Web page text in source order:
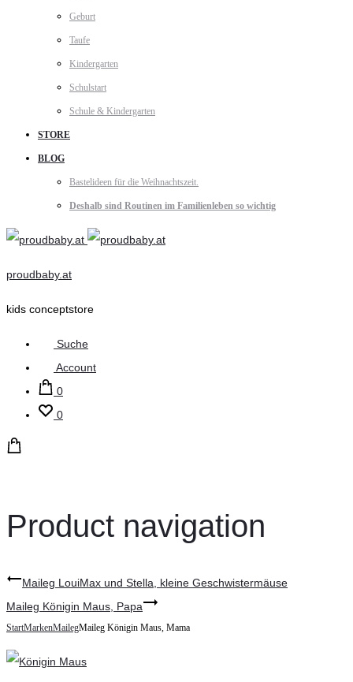
Geburt
Taufe
Kindergarten
Schulstart
Schule & Kindergarten
STORE
BLOG
Bastelideen für die Weihnachtszeit.
Deshalb sind Routinen im Familienleben so wichtig
proudbaby.at
kids conceptstore
Suche
Account
0
0
Product navigation
Maileg LouiMax und Stella, kleine Geschwistermäuse
Maileg Königin Maus, Papa
StartMarkenMailegMaileg Königin Maus, Mama